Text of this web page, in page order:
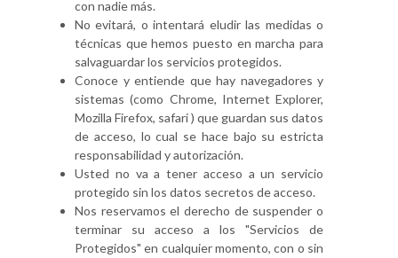
con nadie más.
No evitará, o intentará eludir las medidas o
técnicas que hemos puesto en marcha para
salvaguardar los servicios protegidos.
Conoce y entiende que hay navegadores y
sistemas (como Chrome, Internet Explorer,
Mozilla Firefox, safari ) que guardan sus datos
de acceso, lo cual se hace bajo su estricta
responsabilidad y autorización.
Usted no va a tener acceso a un servicio
protegido sin los datos secretos de acceso.
Nos reservamos el derecho de suspender o
terminar su acceso a los "Servicios de
Protegidos" en cualquier momento, con o sin